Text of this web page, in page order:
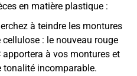
en matière plastique :
à teindre les montures
: le nouveau rouge
à vos montures et
tonalité incomparable.